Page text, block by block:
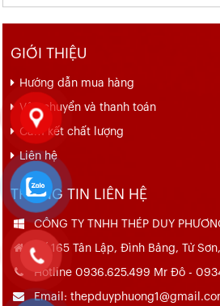
GIỚI THIỆU
Hướng dẫn mua hàng
Vận chuyển và thanh toán
Cam kết chất lượng
Liên hệ
THÔNG TIN LIÊN HỆ
CÔNG TY TNHH THÉP DUY
Số 165 Tân Lập, Đình Bảng, Từ
Hotline 0936.625.499 Mr Đô -
Email: